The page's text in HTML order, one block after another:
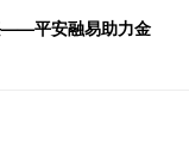
——平安融易助力金